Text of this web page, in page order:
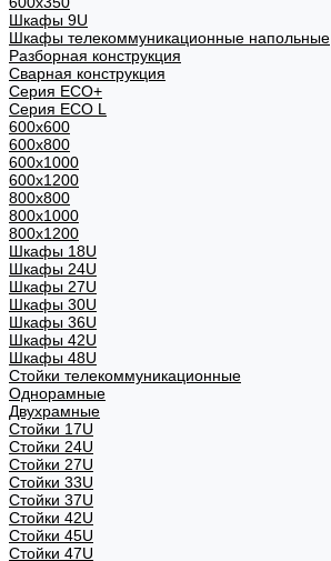
Шкафы 9U
Шкафы телекоммуникационные напольные
Разборная конструкция
Сварная конструкция
Серия ECO+
Серия ECO L
600x600
600x800
600х1000
600х1200
800x800
800х1000
800х1200
Шкафы 18U
Шкафы 24U
Шкафы 27U
Шкафы 30U
Шкафы 36U
Шкафы 42U
Шкафы 48U
Стойки телекоммуникационные
Однорамные
Двухрамные
Стойки 17U
Стойки 24U
Стойки 27U
Стойки 33U
Стойки 37U
Стойки 42U
Стойки 45U
Стойки 47U